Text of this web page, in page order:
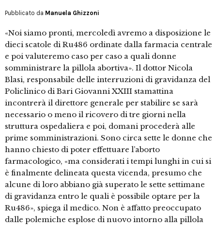
Pubblicato da Manuela Ghizzoni
«Noi siamo pronti, mercoledì avremo a disposizione le
dieci scatole di Ru486 ordinate dalla farmacia centrale
e poi valuteremo caso per caso a quali donne
somministrare la pillola abortiva». Il dottor Nicola
Blasi, responsabile delle interruzioni di gravidanza del
Policlinico di Bari Giovanni XXIII stamattina
incontrerà il direttore generale per stabilire se sarà
necessario o meno il ricovero di tre giorni nella
struttura ospedaliera e poi, domani procederà alle
prime somministrazioni. Sono circa sette le donne che
hanno chiesto di poter effettuare l’aborto
farmacologico, «ma considerati i tempi lunghi in cui si
è finalmente delineata questa vicenda, presumo che
alcune di loro abbiano già superato le sette settimane
di gravidanza entro le quali è possibile optare per la
Ru486», spiega il medico. Non è affatto preoccupato
dalle polemiche esplose di nuovo intorno alla pillola